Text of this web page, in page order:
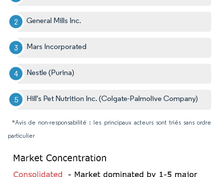
General Mills Inc.
Mars Incorporated
Nestle (Purina)
Hill's Pet Nutrition Inc. (Colgate-Palmolive Company)
*Avis de non-responsabilité : les principaux acteurs sont triés sans ordre
particulier